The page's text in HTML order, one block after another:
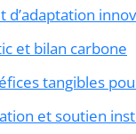
d’adaptation
et bilan carbone
tangibles
et soutien